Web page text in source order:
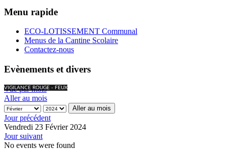
Menu rapide
ECO-LOTISSEMENT Communal
Menus de la Cantine Scolaire
Contactez-nous
Evènements et divers
VIGILANCE ROUGE - FEUX
Vue par mois
Aller au mois
Aller au mois
Jour précédent
Vendredi 23 Février 2024
Jour suivant
No events were found